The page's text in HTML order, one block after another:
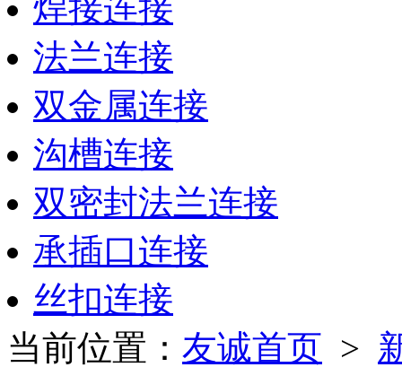
焊接连接
法兰连接
双金属连接
沟槽连接
双密封法兰连接
承插口连接
丝扣连接
当前位置： 友诚首页 >